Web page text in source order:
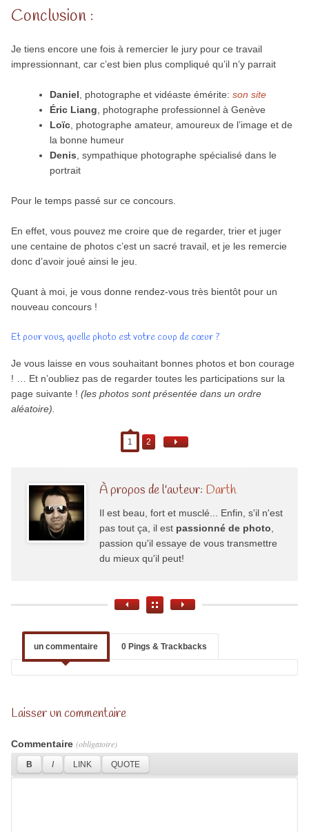
Conclusion :
Je tiens encore une fois à remercier le jury pour ce travail
impressionnant, car c’est bien plus compliqué qu’il n’y parrait
Daniel , photographe et vidéaste émérite: son site
Éric Liang , photographe professionnel à Genève
Loïc, photographe amateur, amoureux de l’image et de
la bonne humeur
Denis , sympathique photographe spécialisé dans le
portrait
Pour le temps passé sur ce concours.
En effet, vous pouvez me croire que de regarder, trier et juger
une centaine de photos c’est un sacré travail, et je les remercie
donc d’avoir joué ainsi le jeu.
Quant à moi, je vous donne rendez-vous très bientôt pour un
nouveau concours !
Et pour vous, quelle photo est votre coup de cœur ?
Je vous laisse en vous souhaitant bonnes photos et bon courage
! … Et n’oubliez pas de regarder toutes les participations sur la
page suivante ! (les photos sont présentée dans un ordre
aléatoire).
1 2
À propos de l'auteur: Darth
Il est beau, fort et musclé... Enfin, s'il n'est
pas tout ça, il est passionné de photo
passion qu'il essaye de vous transmettre
du mieux qu'il peut!
un commentaire 0 Pings & Trackbacks
Laisser un commentaire
Commentaire (obligatoire)